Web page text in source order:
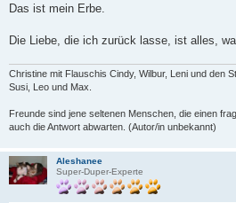
Das ist mein Erbe.
Die Liebe, die ich zurück lasse, ist alles,
Christine mit Flauschis Cindy, Wilbur, Leni und den
Susi, Leo und Max.
Freunde sind jene seltenen Menschen, die einen
auch die Antwort abwarten. (Autor/in unbekannt)
Aleshanee
Super-Duper-Experte